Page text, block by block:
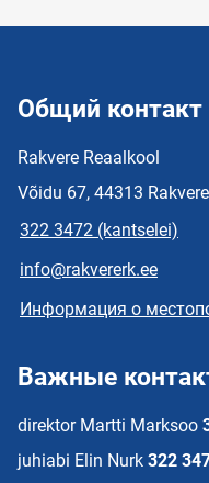
Общий контакт
Rakvere Reaalkool
Võidu 67, 44313 Rakvere
322 3472 (kantselei)
info@rakvererk.ee
Информация о
Важные
direktor Martti Marksoo
juhiabi Elin Nurk 322